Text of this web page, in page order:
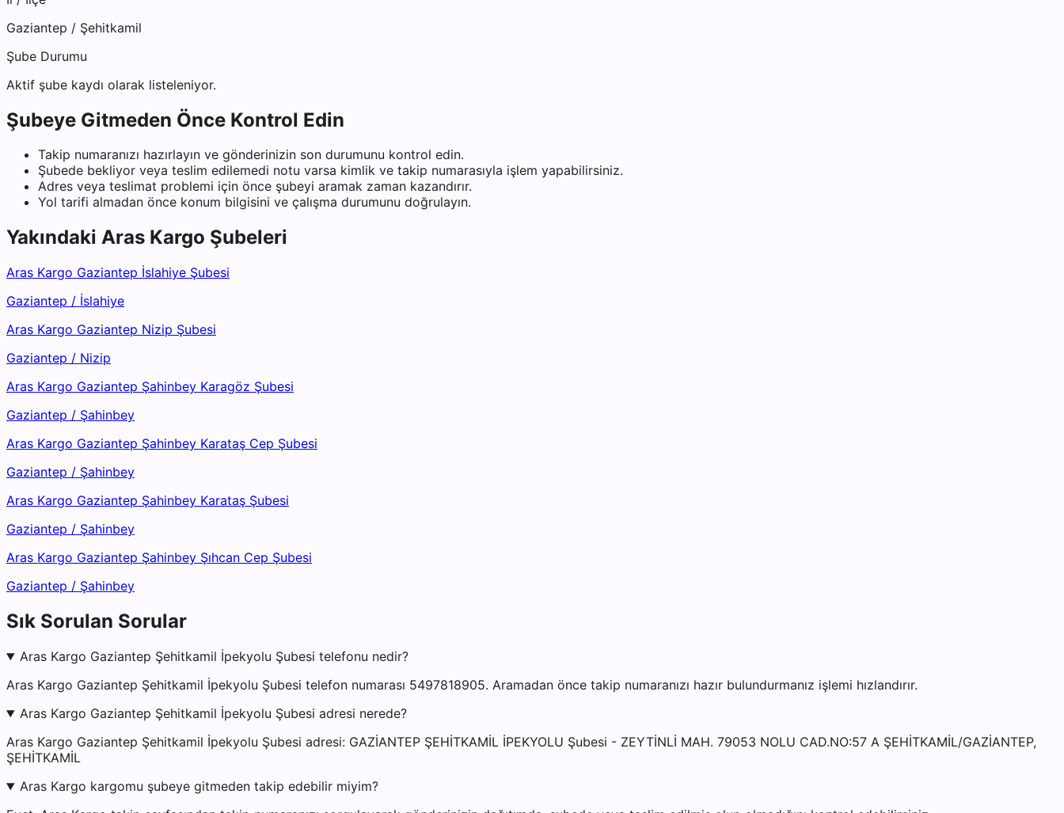
Gaziantep / Şehitkamil
Şube Durumu
Aktif şube kaydı olarak listeleniyor.
Şubeye Gitmeden Önce Kontrol Edin
Takip numaranızı hazırlayın ve gönderinizin son durumunu kontrol edin.
Şubede bekliyor veya teslim edilemedi notu varsa kimlik ve takip numarasıyla işlem yapabilirsiniz.
Adres veya teslimat problemi için önce şubeyi aramak zaman kazandırır.
Yol tarifi almadan önce konum bilgisini ve çalışma durumunu doğrulayın.
Yakındaki Aras Kargo Şubeleri
Aras Kargo Gaziantep İslahiye Şubesi
Gaziantep / İslahiye
Aras Kargo Gaziantep Nizip Şubesi
Gaziantep / Nizip
Aras Kargo Gaziantep Şahinbey Karagöz Şubesi
Gaziantep / Şahinbey
Aras Kargo Gaziantep Şahinbey Karataş Cep Şubesi
Gaziantep / Şahinbey
Aras Kargo Gaziantep Şahinbey Karataş Şubesi
Gaziantep / Şahinbey
Aras Kargo Gaziantep Şahinbey Şıhcan Cep Şubesi
Gaziantep / Şahinbey
Sık Sorulan Sorular
Aras Kargo Gaziantep Şehitkamil İpekyolu Şubesi telefonu nedir?
Aras Kargo Gaziantep Şehitkamil İpekyolu Şubesi telefon numarası 5497818905. Aramadan önce takip numaranızı hazır bulundurmanız işlemi hızlandırır.
Aras Kargo Gaziantep Şehitkamil İpekyolu Şubesi adresi nerede?
Aras Kargo Gaziantep Şehitkamil İpekyolu Şubesi adresi: GAZİANTEP ŞEHİTKAMİL İPEKYOLU Şubesi - ZEYTİNLİ MAH. 79053 NOLU CAD.NO:57 A ŞEHİTKAMİL/GAZİANTEP,
ŞEHİTKAMİL
Aras Kargo kargomu şubeye gitmeden takip edebilir miyim?